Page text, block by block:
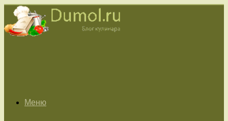
Меню